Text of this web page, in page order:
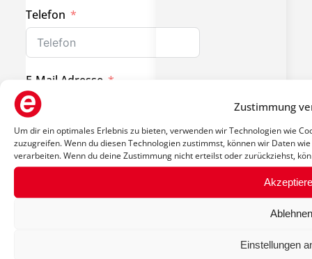
Zustimmung
Um dir ein optimales Erlebnis zu bieten, verwenden wir Technologien wie
zuzugreifen. Wenn du diesen Technologien zustimmst, können wir Daten
verarbeiten. Wenn du deine Zustimmung nicht erteilst oder zurückziehst,
Ablehnen
Einstellungen
Telefon
E-Mail Adresse
Es gilt unsere